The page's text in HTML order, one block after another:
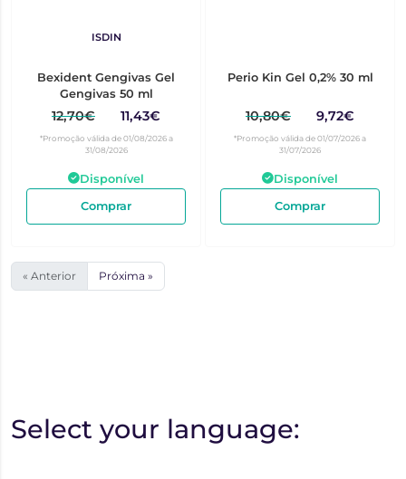
ISDIN
Bexident Gengivas Gel
Gengivas 50 ml
12,70€ 11,43€
*Promoção válida de 01/08/2026 a
31/08/2026
Disponível
Comprar
Perio Kin Gel 0,2% 30 ml
10,80€ 9,72€
*Promoção válida de 01/07/2026 a
31/07/2026
Disponível
Comprar
« Anterior Próxima »
Select your language: